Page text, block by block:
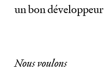
un bon développeur
Nous voulons